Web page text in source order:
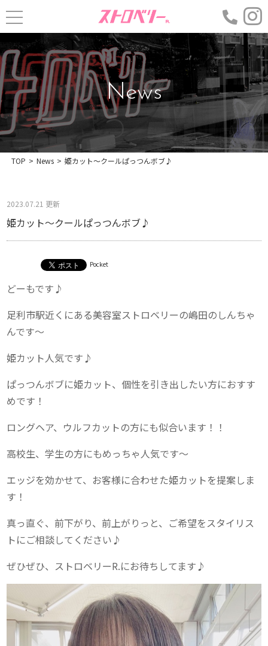
News
TOP > News > 姫カット〜クールぱっつんボブ♪
2023.07.21 更新
姫カット〜クールぱっつんボブ♪
Pocket
どーもです♪
足利市駅近くにある美容室ストロベリーの嶋田のしんちゃ
んです〜
姫カット人気です♪
ぱっつんボブに姫カット、個性を引き出したい方におすす
めです！
ロングヘア、ウルフカットの方にも似合います！！
高校生、学生の方にもめっちゃ人気です〜
エッジを効かせて、お客様に合わせた姫カットを提案しま
す！
真っ直ぐ、前下がり、前上がりっと、ご希望をスタイリス
トにご相談してください♪
ぜひぜひ、ストロベリーR.にお待ちしてます♪